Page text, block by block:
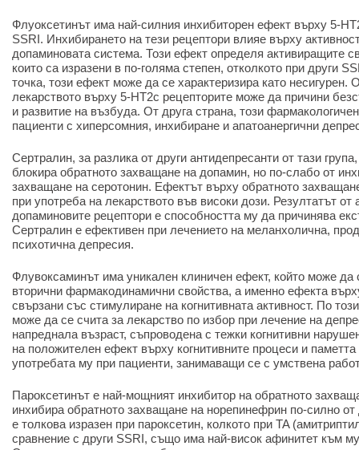
Флуоксетинът има най-силния инхибиторен ефект върху 5-
SSRI. Инхибирането на тези рецептори влияе върху
допаминовата система. Този ефект определя активиращите
които са изразени в по-голяма степен, отколкото при други
точка, този ефект може да се характеризира като несигурен.
лекарството върху 5-HT2c рецепторите може да причини
и развитие на възбуда. От друга страна, този
пациенти с хиперсомния, инхибиране и апатоанергични
Сертралин, за разлика от други антидепресанти от тази
блокира обратното захващане на допамин, но по-слабо от
захващане на серотонин. Ефектът върху обратното
при употреба на лекарството във високи дози. Резултатът
допаминовите рецептори е способността му да причинява
Сертралин е ефективен при лечението на меланхолична,
психотична депресия.
Флувоксаминът има уникален клиничен ефект, който може да
вторични фармакодинамични свойства, а именно ефекта
свързани със стимулиране на когнитивната активност. По
може да се счита за лекарство по избор при лечение на
напреднала възраст, съпроводена с тежки когнитивни
на положителен ефект върху когнитивните процеси и
употребата му при пациенти, занимаващи се с умствена
Пароксетинът е най-мощният инхибитор на обратното
инхибира обратното захващане на норепинефрин по-силно
е толкова изразен при пароксетин, колкото при TA
сравнение с други SSRI, също има най-висок афинитет към